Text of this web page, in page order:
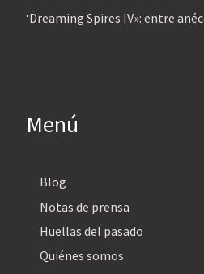
‘Dreaming Spires IV»: entre
Menú
Blog
Notas de prensa
Huellas del pasado
Quiénes somos